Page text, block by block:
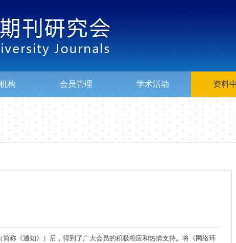
构 会员管理 学术活动 资料
称《通知》）后，得到了广大会员的积极相应和热情支持。将《网络环